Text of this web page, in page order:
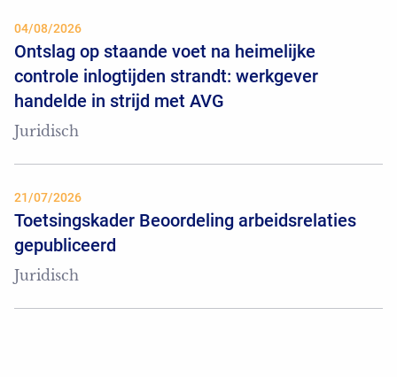
04/08/2026
Ontslag op staande voet na heimelijke
controle inlogtijden strandt: werkgever
handelde in strijd met AVG
Juridisch
21/07/2026
Toetsingskader Beoordeling arbeidsrelaties
gepubliceerd
Juridisch